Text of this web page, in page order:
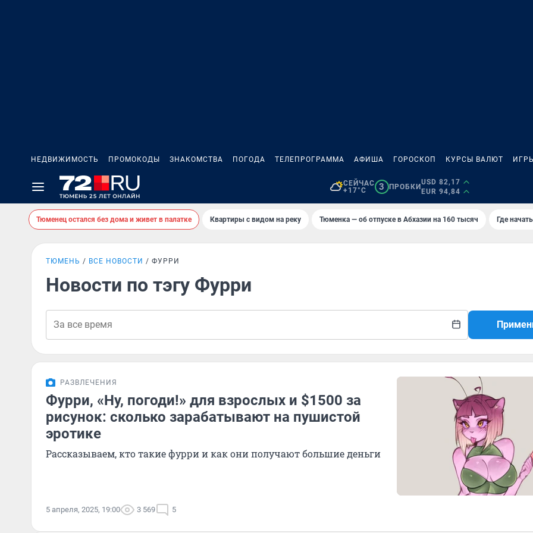
НЕДВИЖИМОСТЬ ПРОМОКОДЫ ЗНАКОМСТВА ПОГОДА ТЕЛЕПРОГРАММА АФИША ГОРОСКОП КУРСЫ ВАЛЮТ
СЕЙЧАС
+17°C
3 ПРОБКИ
USD 82,17
EUR 94,84
Тюменец остался без дома и живет в палатке Квартиры с видом на реку Тюменка — об отпуске в Абхазии на 160 тысяч Где
ТЮМЕНЬ ВСЕ НОВОСТИ ФУРРИ
Новости по тэгу Фурри
РАЗВЛЕЧЕНИЯ
Фурри, «Ну, погоди!» для взрослых и $1500 за
рисунок: сколько зарабатывают на пушистой
эротике
Рассказываем, кто такие фурри и как они получают большие деньги
5 апреля, 2025, 19:00 3 569 5